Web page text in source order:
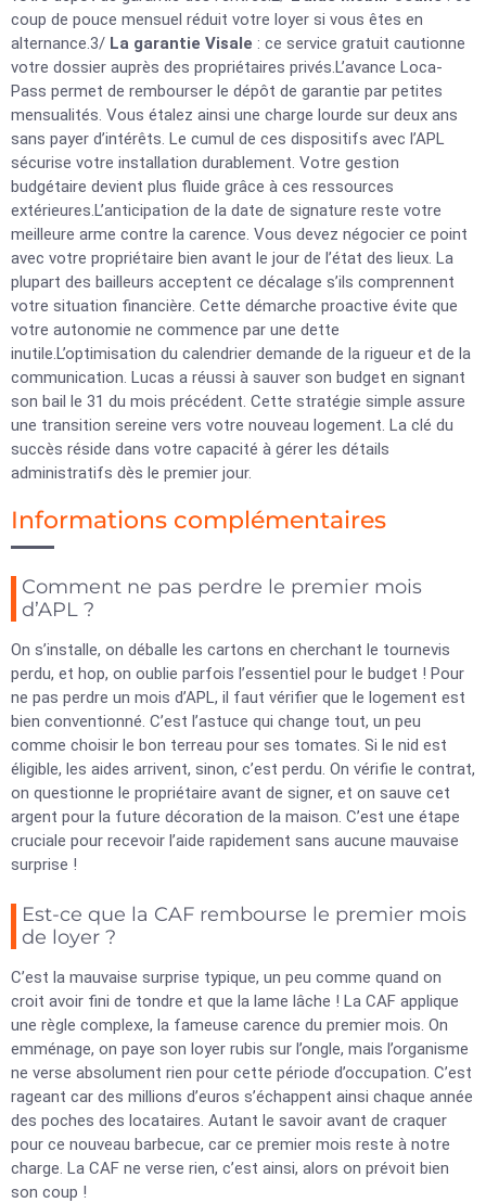
coup de pouce mensuel réduit votre loyer si vous êtes en
alternance.3/ La garantie Visale : ce service gratuit cautionne
votre dossier auprès des propriétaires privés.L’avance Loca-
Pass permet de rembourser le dépôt de garantie par petites
mensualités. Vous étalez ainsi une charge lourde sur deux ans
sans payer d’intérêts. Le cumul de ces dispositifs avec l’APL
sécurise votre installation durablement. Votre gestion
budgétaire devient plus fluide grâce à ces ressources
extérieures.L’anticipation de la date de signature reste votre
meilleure arme contre la carence. Vous devez négocier ce point
avec votre propriétaire bien avant le jour de l’état des lieux. La
plupart des bailleurs acceptent ce décalage s’ils comprennent
votre situation financière. Cette démarche proactive évite que
votre autonomie ne commence par une dette
inutile.L’optimisation du calendrier demande de la rigueur et de la
communication. Lucas a réussi à sauver son budget en signant
son bail le 31 du mois précédent. Cette stratégie simple assure
une transition sereine vers votre nouveau logement. La clé du
succès réside dans votre capacité à gérer les détails
administratifs dès le premier jour.
Informations complémentaires
Comment ne pas perdre le premier mois
d’APL ?
On s’installe, on déballe les cartons en cherchant le tournevis
perdu, et hop, on oublie parfois l’essentiel pour le budget ! Pour
ne pas perdre un mois d’APL, il faut vérifier que le logement est
bien conventionné. C’est l’astuce qui change tout, un peu
comme choisir le bon terreau pour ses tomates. Si le nid est
éligible, les aides arrivent, sinon, c’est perdu. On vérifie le contrat,
on questionne le propriétaire avant de signer, et on sauve cet
argent pour la future décoration de la maison. C’est une étape
cruciale pour recevoir l’aide rapidement sans aucune mauvaise
surprise !
Est-ce que la CAF rembourse le premier mois
de loyer ?
C’est la mauvaise surprise typique, un peu comme quand on
croit avoir fini de tondre et que la lame lâche ! La CAF applique
une règle complexe, la fameuse carence du premier mois. On
emménage, on paye son loyer rubis sur l’ongle, mais l’organisme
ne verse absolument rien pour cette période d’occupation. C’est
rageant car des millions d’euros s’échappent ainsi chaque année
des poches des locataires. Autant le savoir avant de craquer
pour ce nouveau barbecue, car ce premier mois reste à notre
charge. La CAF ne verse rien, c’est ainsi, alors on prévoit bien
son coup !